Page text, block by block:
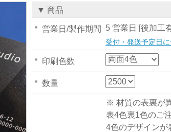
▼ 商品
営業日/製作期間 5 営業日 [後加工
受付・発送予定日
印刷色数
数量
※ 材質の表裏が
表4色裏1色のご
4色のデザインが